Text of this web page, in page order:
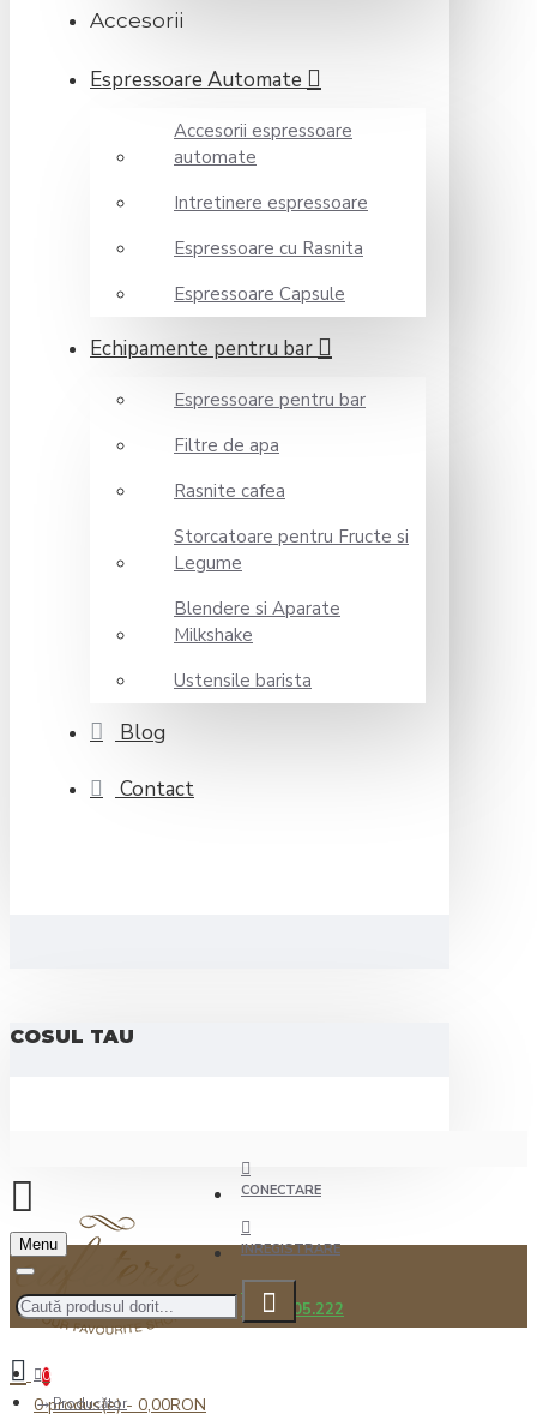
Accesorii
Espressoare Automate
Accesorii espressoare
automate
Intretinere espressoare
Espressoare cu Rasnita
Espressoare Capsule
Echipamente pentru bar
Espressoare pentru bar
Filtre de apa
Rasnite cafea
Storcatoare pentru Fructe si
Legume
Blendere si Aparate
Milkshake
Ustensile barista
Blog
Contact
COSUL TAU
CONECTARE
INREGISTRARE
0722.505.222
Menu
0
0 produs(e) - 0,00RON
Producător